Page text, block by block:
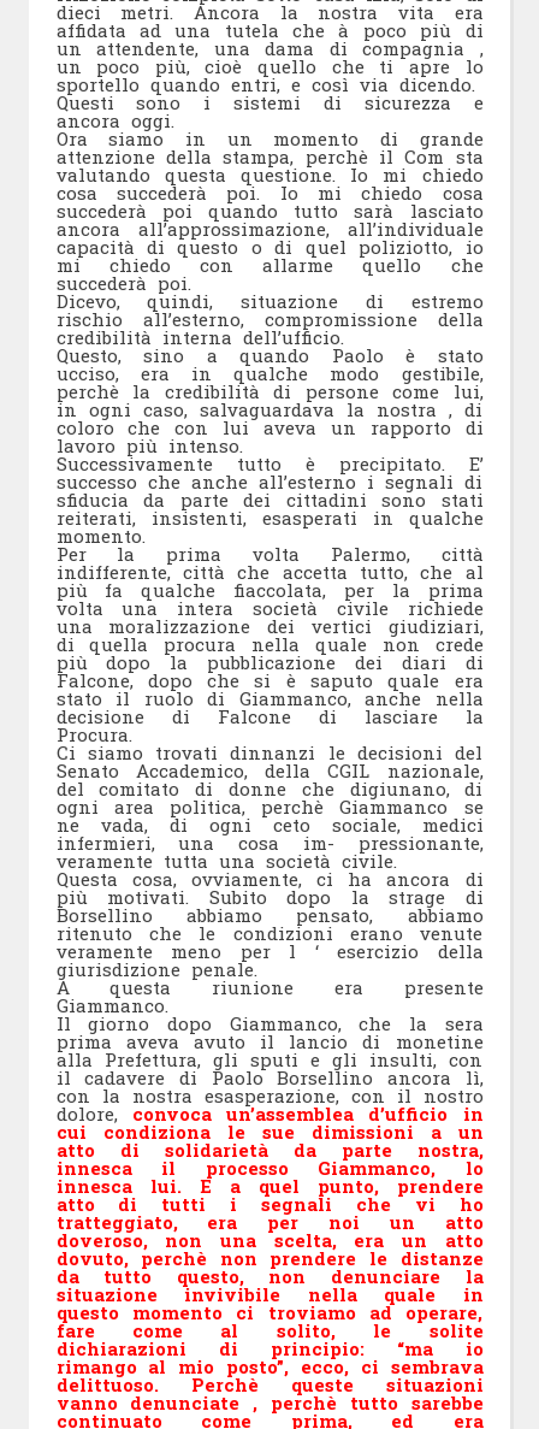
dieci metri. Ancora la nostra vita era
affidata ad una tutela che à poco più di
un attendente, una dama di compagnia ,
un poco più, cioè quello che ti apre lo
sportello quando entri, e così via dicendo.
Questi sono i sistemi di sicurezza e
ancora oggi.
Ora siamo in un momento di grande
attenzione della stampa, perchè il Com sta
valutando questa questione. Io mi chiedo
cosa succederà poi. Io mi chiedo cosa
succederà poi quando tutto sarà lasciato
ancora all’approssimazione, all’individuale
capacità di questo o di quel poliziotto, io
mi chiedo con allarme quello che
succederà poi.
Dicevo, quindi, situazione di estremo
rischio all’esterno, compromissione della
credibilità interna dell’ufficio.
Questo, sino a quando Paolo è stato
ucciso, era in qualche modo gestibile,
perchè la credibilità di persone come lui,
in ogni caso, salvaguardava la nostra , di
coloro che con lui aveva un rapporto di
lavoro più intenso.
Successivamente tutto è precipitato. E’
successo che anche all’esterno i segnali di
sfiducia da parte dei cittadini sono stati
reiterati, insistenti, esasperati in qualche
momento.
Per la prima volta Palermo, città
indifferente, città che accetta tutto, che al
più fa qualche fiaccolata, per la prima
volta una intera società civile richiede
una moralizzazione dei vertici giudiziari,
di quella procura nella quale non crede
più dopo la pubblicazione dei diari di
Falcone, dopo che si è saputo quale era
stato il ruolo di Giammanco, anche nella
decisione di Falcone di lasciare la
Procura.
Ci siamo trovati dinnanzi le decisioni del
Senato Accademico, della CGIL nazionale,
del comitato di donne che digiunano, di
ogni area politica, perchè Giammanco se
ne vada, di ogni ceto sociale, medici
infermieri, una cosa im- pressionante,
veramente tutta una società civile.
Questa cosa, ovviamente, ci ha ancora di
più motivati. Subito dopo la strage di
Borsellino abbiamo pensato, abbiamo
ritenuto che le condizioni erano venute
veramente meno per l ‘ esercizio della
giurisdizione penale.
A questa riunione era presente
Giammanco.
Il giorno dopo Giammanco, che la sera
prima aveva avuto il lancio di monetine
alla Prefettura, gli sputi e gli insulti, con
il cadavere di Paolo Borsellino ancora lì,
con la nostra esasperazione, con il nostro
dolore, convoca un’assemblea d’ufficio in
cui condiziona le sue dimissioni a un
atto di solidarietà da parte nostra,
innesca il processo Giammanco, lo
innesca lui. E a quel punto, prendere
atto di tutti i segnali che vi ho
tratteggiato, era per noi un atto
doveroso, non una scelta, era un atto
dovuto, perchè non prendere le distanze
da tutto questo, non denunciare la
situazione invivibile nella quale in
questo momento ci troviamo ad operare,
fare come al solito, le solite
dichiarazioni di principio: “ma io
rimango al mio posto”, ecco, ci sembrava
delittuoso. Perchè queste situazioni
vanno denunciate , perchètutto sarebbe
continuato come prima, ed era